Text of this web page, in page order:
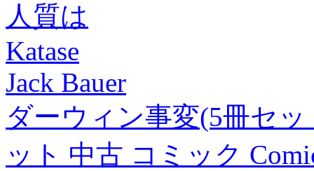
人質は
Katase
Jack Bauer
ダーウィン事変(5冊セ
ット 中古 コミック